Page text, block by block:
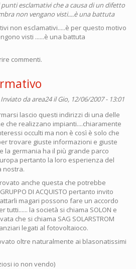
punti esclamativi che a causa di un difetto
non vengano visti....è una battuta
non esclamativi.....è per questo motivo
visti ......è una battuta
commenti.
Inviato daarea24il Gio, 12/06/2007 - 13:01
lascio questi indirizzi di una delle
che realizzano impianti....chiaramente
occulti ma non è così è solo che
trovare giuste informazioni e giuste
la germania ha il più grande parco
pertanto la loro esperienza del
nostra.
anche questa che potrebbe
DI ACQUISTO pertanto invito
magari possono fare un accordo
tutti...... la società si chiama SOLON e
che si chiama SAG SOLARSTROM
legati al fotovoltaioco.
oltre naturalmente ai blasonatissimi
io non vendo)